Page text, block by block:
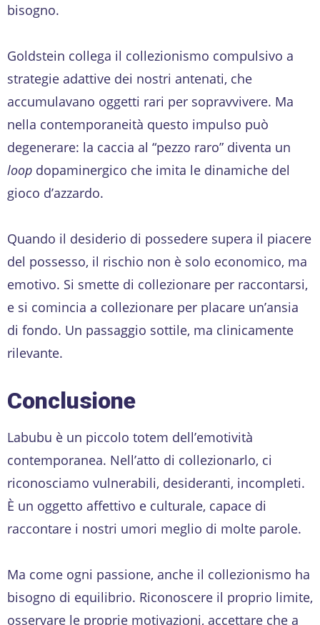
bisogno.
Goldstein collega il collezionismo compulsivo a
strategie adattive dei nostri antenati, che
accumulavano oggetti rari per sopravvivere. Ma
nella contemporaneità questo impulso può
degenerare: la caccia al “pezzo raro” diventa un
loop dopaminergico che imita le dinamiche del
gioco d’azzardo.
Quando il desiderio di possedere supera il piacere
del possesso, il rischio non è solo economico, ma
emotivo. Si smette di collezionare per raccontarsi,
e si comincia a collezionare per placare un’ansia
di fondo. Un passaggio sottile, ma clinicamente
rilevante.
Conclusione
Labubu è un piccolo totem dell’emotività
contemporanea. Nell’atto di collezionarlo, ci
riconosciamo vulnerabili, desideranti, incompleti.
È un oggetto affettivo e culturale, capace di
raccontare i nostri umori meglio di molte parole.
Ma come ogni passione, anche il collezionismo ha
bisogno di equilibrio. Riconoscere il proprio limite,
osservare le proprie motivazioni, accettare che a